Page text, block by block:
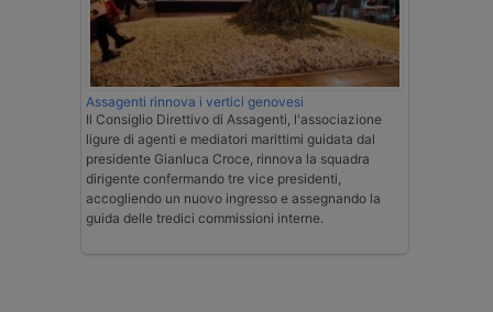
Assagenti rinnova i vertici genovesi
Il Consiglio Direttivo di Assagenti, l'associazione
ligure di agenti e mediatori marittimi guidata dal
presidente Gianluca Croce, rinnova la squadra
dirigente confermando tre vice presidenti,
accogliendo un nuovo ingresso e assegnando la
guida delle tredici commissioni interne.